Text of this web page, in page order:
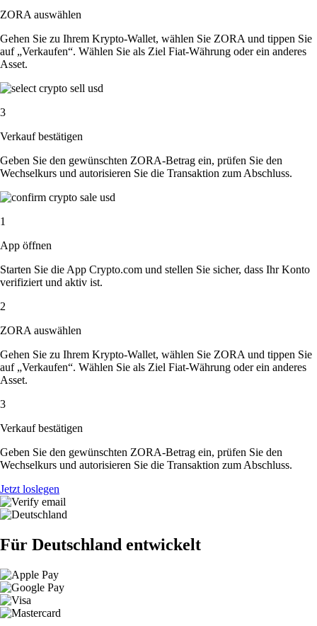
ZORA auswählen
Gehen Sie zu Ihrem Krypto-Wallet, wählen Sie ZORA und tippen Sie
auf „Verkaufen“. Wählen Sie als Ziel Fiat-Währung oder ein anderes
Asset.
3
Verkauf bestätigen
Geben Sie den gewünschten ZORA-Betrag ein, prüfen Sie den
Wechselkurs und autorisieren Sie die Transaktion zum Abschluss.
1
App öffnen
Starten Sie die App Crypto.com und stellen Sie sicher, dass Ihr Konto
verifiziert und aktiv ist.
2
ZORA auswählen
Gehen Sie zu Ihrem Krypto-Wallet, wählen Sie ZORA und tippen Sie
auf „Verkaufen“. Wählen Sie als Ziel Fiat-Währung oder ein anderes
Asset.
3
Verkauf bestätigen
Geben Sie den gewünschten ZORA-Betrag ein, prüfen Sie den
Wechselkurs und autorisieren Sie die Transaktion zum Abschluss.
Jetzt loslegen
Für Deutschland entwickelt